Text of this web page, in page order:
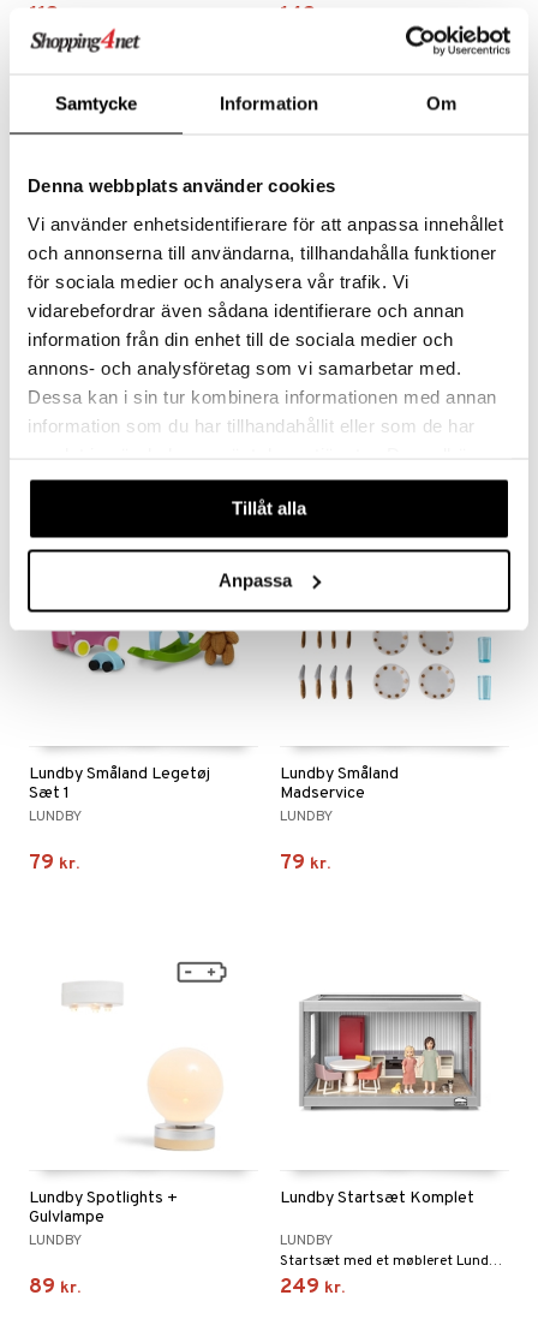
Samtycke Information Om
Denna webbplats använder cookies
Vi använder enhetsidentifierare för att anpassa innehållet
och annonserna till användarna, tillhandahålla funktioner
för sociala medier och analysera vår trafik. Vi
vidarebefordrar även sådana identifierare och annan
information från din enhet till de sociala medier och
annons- och analysföretag som vi samarbetar med.
Dessa kan i sin tur kombinera informationen med annan
information som du har tillhandahållit eller som de har
våra cookies vid fortsatt användande av vår webbplats.
Tillåt alla
Anpassa
119 149
Lundby Småland
Juletræssæt Nisse
LUNDBY
129
Lundby Småland
Kattefamilie
LUNDBY
69
Lundby Småland Legetøj
Sæt 1
LUNDBY
79 kr.
Lundby Småland
Madservice
LUNDBY
79 kr.
Lundby Spotlights +
Gulvlampe
LUNDBY
89 kr.
Lundby Startsæt Komplet
LUNDBY
Startsæt med et møbleret Lundby-dukkehus på 33 cm.
249 kr.